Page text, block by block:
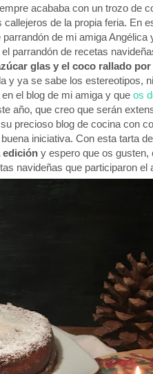
acababa con un trozo de
de la propia feria. En
de mi amiga
parrandón de recetas
glas y el coco rallado
y ya se sabe los estereotipos,
el blog de mi amiga y que os
año, que creo que serán
precioso blog de cocina con
iniciativa. Con esta tarta
edición y espero que os
navideñas que participaron el